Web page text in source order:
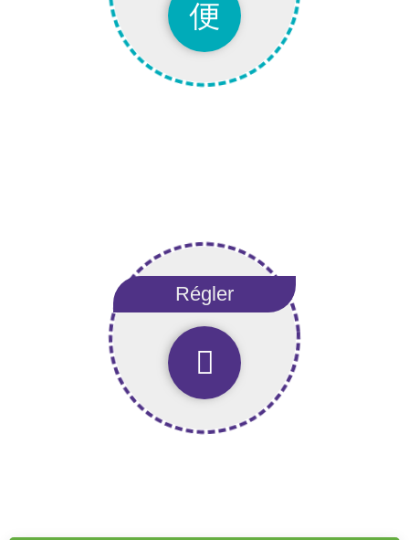
Simuler ses factures
Régler
Régler sa facture en ligne
Régler